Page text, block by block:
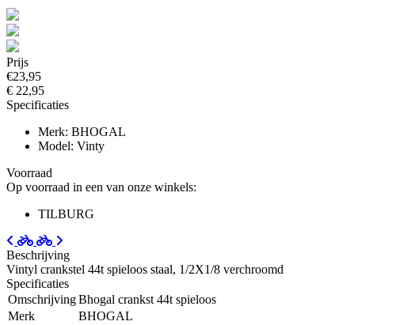
Prijs
€23,95
€ 22,95
Specificaties
Merk: BHOGAL
Model: Vinty
Voorraad
Op voorraad in een van onze winkels:
TILBURG
Beschrijving
Vintyl crankstel 44t spieloos staal, 1/2X1/8 verchroomd
Specificaties
OmschrijvingBhogal crankst 44t spieloos
Merk
BHOGAL